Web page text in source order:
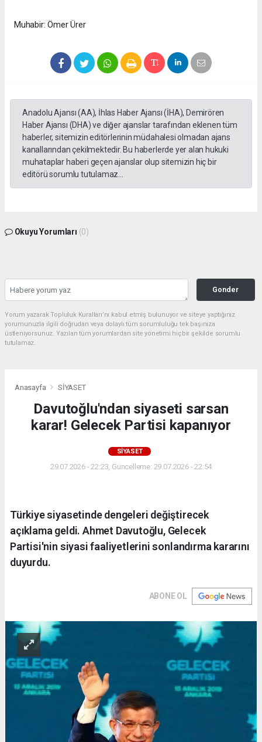
Muhabir: Ömer Ürer
Anadolu Ajansı (AA), İhlas Haber Ajansı (İHA), Demirören
Haber Ajansı (DHA) ve diğer ajanslar tarafından eklenen tüm
haberler, sitemizin editörlerinin müdahalesi olmadan ajans
kanallarından çekilmektedir. Bu haberlerde yer alan hukuki
muhataplar haberi geçen ajanslar olup sitemizin hiç bir
editörü sorumlu tutulamaz...
Okuyu Yorumları (0)
Gonder
Yorum yazarak Topluluk Kuralları’nı kabul etmiş bulunuyor ve siteye yaptığınız
yorumunuzla ilgili doğrudan veya dolaylı tüm sorumluluğu tek başınıza
üstleniyorsunuz. Yazılan tüm yorumlardan site yönetimi hiçbir şekilde sorumlu
tutulamaz.
Anasayfa SİYASET
Davutoğlu'ndan siyaseti sarsan
karar! Gelecek Partisi kapanıyor
SİYASET
29.07.2026 - 22:23, Güncelleme: 29.07.2026 - 22:54
Türkiye siyasetinde dengeleri değiştirecek
açıklama geldi. Ahmet Davutoğlu, Gelecek
Partisi'nin siyasi faaliyetlerini sonlandırma kararını
duyurdu.
ABONE OL